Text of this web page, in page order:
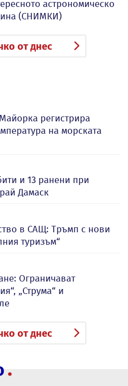
астрономическо
(СНИМКИ)
от днес
регистрира
на морската
и 13 ранени при
Дамаск
в САЩ: Тръмп с нови
туризъм“
Ограничават
„Струма“ и
от днес